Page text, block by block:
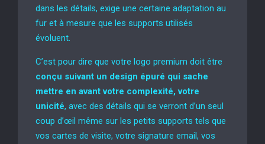
dans les détails, exige une certaine adaptation au
fur et à mesure que les supports utilisés
évoluent.
C’est pour dire que votre logo premium doit être
conçu suivant un design épuré qui sache
mettre en avant votre complexité, votre
unicité, avec des détails qui se verront d’un seul
coup d’œil même sur les petits supports tels que
vos cartes de visite, votre signature email, vos